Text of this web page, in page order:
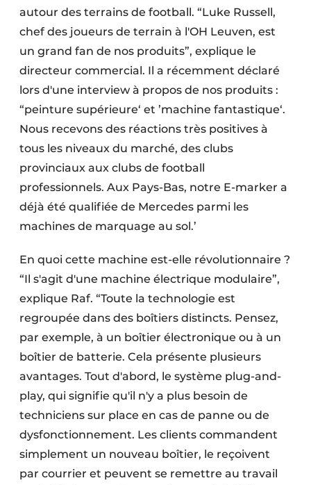
autour des terrains de football. “Luke Russell,
chef des joueurs de terrain à l'OH Leuven, est
un grand fan de nos produits”, explique le
directeur commercial. Il a récemment déclaré
lors d'une interview à propos de nos produits :
“peinture supérieure‘ et ’machine fantastique‘.
Nous recevons des réactions très positives à
tous les niveaux du marché, des clubs
provinciaux aux clubs de football
professionnels. Aux Pays-Bas, notre E-marker a
déjà été qualifiée de Mercedes parmi les
machines de marquage au sol.’
En quoi cette machine est-elle révolutionnaire ?
“Il s'agit d'une machine électrique modulaire”,
explique Raf. “Toute la technologie est
regroupée dans des boîtiers distincts. Pensez,
par exemple, à un boîtier électronique ou à un
boîtier de batterie. Cela présente plusieurs
avantages. Tout d'abord, le système plug-and-
play, qui signifie qu'il n'y a plus besoin de
techniciens sur place en cas de panne ou de
dysfonctionnement. Les clients commandent
simplement un nouveau boîtier, le reçoivent
par courrier et peuvent se remettre au travail